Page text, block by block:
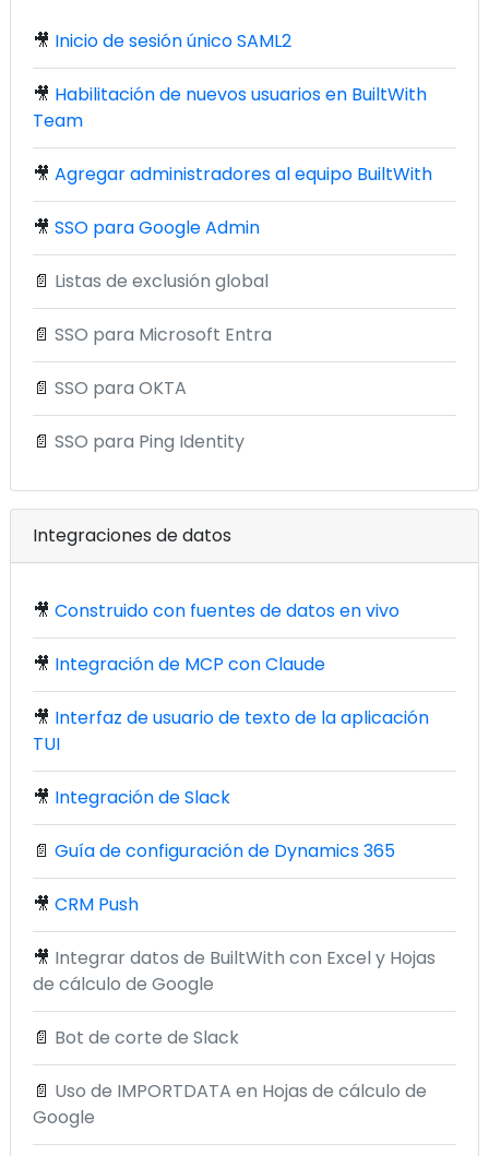
🎥 Inicio de sesión único SAML2
🎥 Habilitación de nuevos usuarios en BuiltWith
Team
🎥 Agregar administradores al equipo BuiltWith
🎥 SSO para Google Admin
📄 Listas de exclusión global
📄 SSO para Microsoft Entra
📄 SSO para OKTA
📄 SSO para Ping Identity
Integraciones de datos
🎥 Construido con fuentes de datos en vivo
🎥 Integración de MCP con Claude
🎥 Interfaz de usuario de texto de la aplicación
TUI
🎥 Integración de Slack
📄 Guía de configuración de Dynamics 365
🎥 CRM Push
🎥 Integrar datos de BuiltWith con Excel y Hojas
de cálculo de Google
📄 Bot de corte de Slack
📄 Uso de IMPORTDATA en Hojas de cálculo de
Google